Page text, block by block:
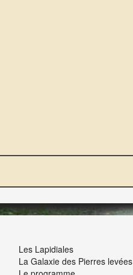
Les Lapidiales
La Galaxie des Pierres levées